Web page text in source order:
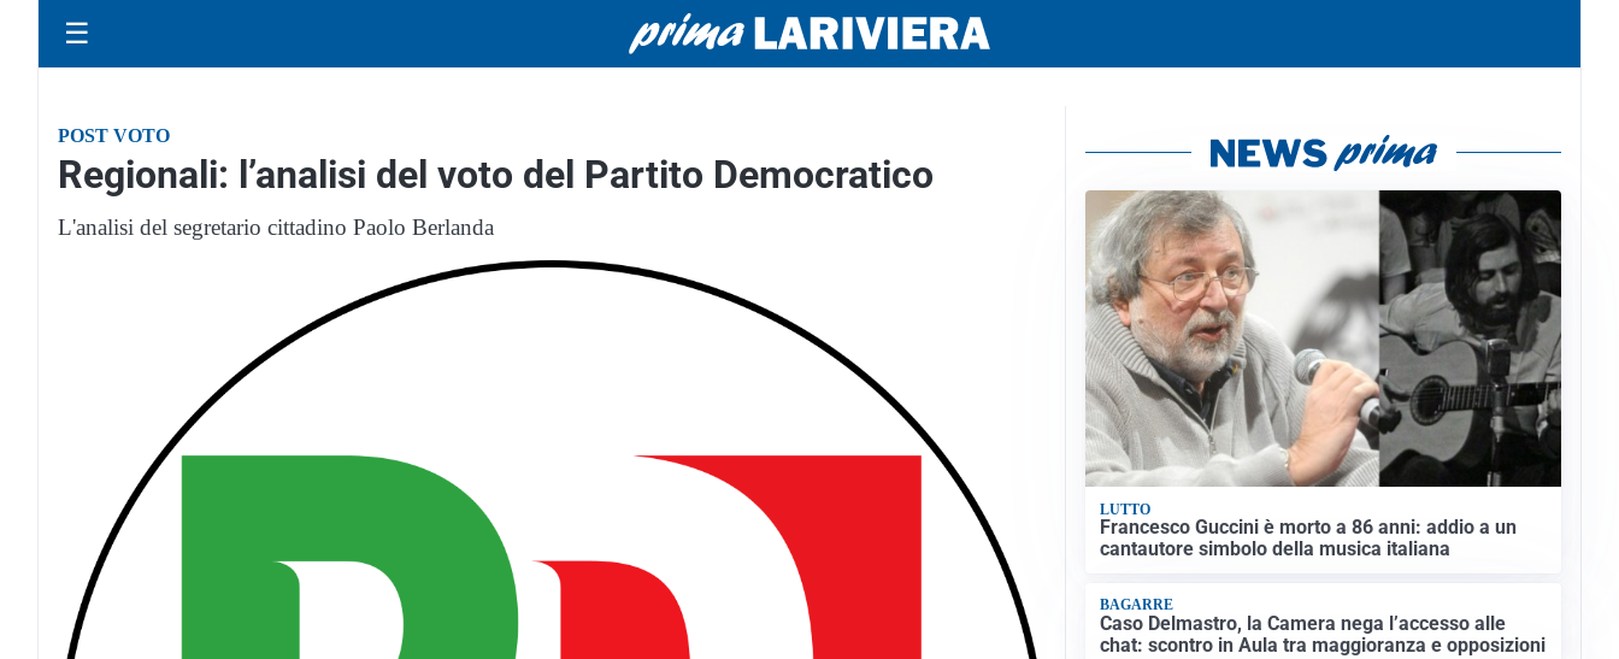
☰
POST VOTO
Regionali: l’analisi del voto del Partito Democratico
L'analisi del segretario cittadino Paolo Berlanda
LUTTO
Francesco Guccini è morto a 86 anni: addio a un
cantautore simbolo della musica italiana
BAGARRE
Caso Delmastro, la Camera nega l’accesso alle
chat: scontro in Aula tra maggioranza e opposizioni